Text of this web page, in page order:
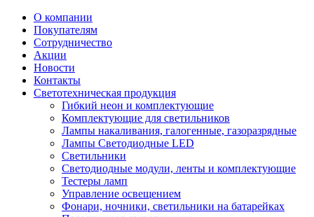
О компании
Покупателям
Сотрудничество
Акции
Новости
Контакты
Светотехническая продукция
Гибкий неон и комплектующие
Комплектующие для светильников
Лампы накаливания, галогенные, газоразрядные
Лампы Светодиодные LED
Светильники
Светодиодные модули, ленты и комплектующие
Тестеры ламп
Управление освещением
Фонари, ночники, светильники на батарейках